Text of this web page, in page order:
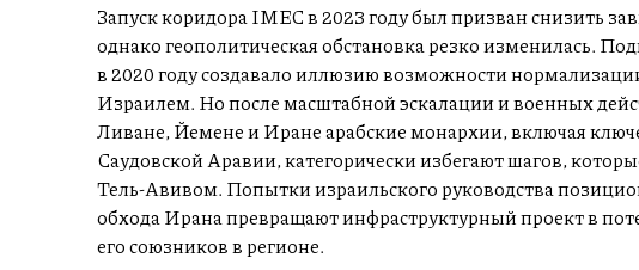
Запуск коридора IMEC в 2023 году был призван снизить
однако геополитическая обстановка резко изменилась.
в 2020 году создавало иллюзию возможности
Израилем. Но после масштабной эскалации и военных
Ливане, Йемене и Иране арабские монархии, включая
Саудовской Аравии, категорически избегают шагов,
Тель-Авивом. Попытки израильского руководства
обхода Ирана превращают инфраструктурный проект в
его союзников в регионе.